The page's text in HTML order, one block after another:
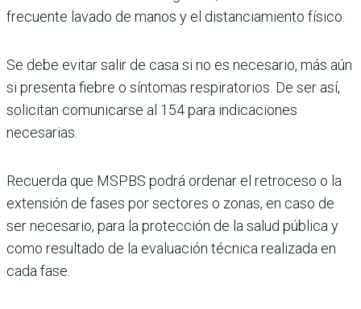
frecuente lavado de manos y el distanciamiento físico.
Se debe evitar salir de casa si no es necesario, más aún
si presenta fiebre o síntomas respiratorios. De ser así,
solicitan comunicarse al 154 para indicaciones
necesarias.
Recuerda que MSPBS podrá ordenar el retroceso o la
extensión de fases por sectores o zonas, en caso de
ser necesario, para la protección de la salud pública y
como resultado de la evaluación técnica realizada en
cada fase.